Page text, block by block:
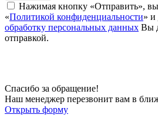
Нажимая кнопку «Отправить», вы
«Политикой конфиденциальности» и
обработку персональных данных Вы
отправкой.
Спасибо за обращение!
Наш менеджер перезвонит вам в
Открыть форму